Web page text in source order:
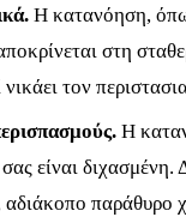
Η κατανόηση,
στη
τον
Η
είναι διχασμένη.
αδιάκοπο παράθυρο